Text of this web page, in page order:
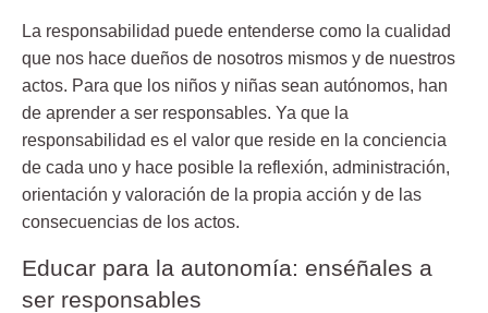
La responsabilidad puede entenderse como la cualidad
que nos hace dueños de nosotros mismos y de nuestros
actos. Para que los niños y niñas sean autónomos, han
de aprender a ser responsables. Ya que la
responsabilidad es el valor que reside en la conciencia
de cada uno y hace posible la reflexión, administración,
orientación y valoración de la propia acción y de las
consecuencias de los actos.
Educar para la autonomía: enséñales a
ser responsables